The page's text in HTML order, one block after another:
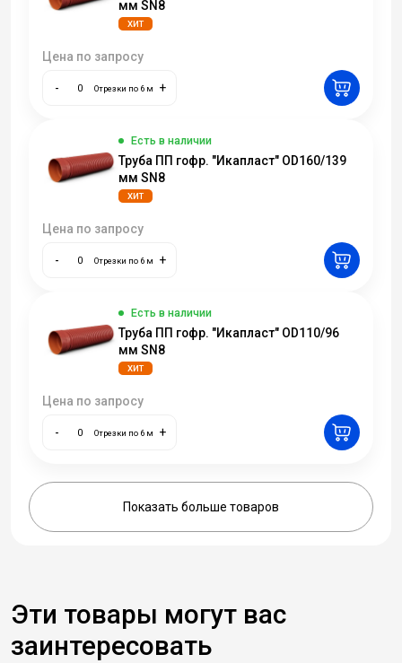
мм SN8
ХИТ
Цена по запросу
- Отрезки по 6 м +
Есть в наличии
Труба ПП гофр. "Икапласт" OD160/139
мм SN8
ХИТ
Цена по запросу
- Отрезки по 6 м +
Есть в наличии
Труба ПП гофр. "Икапласт" OD110/96
мм SN8
ХИТ
Цена по запросу
- Отрезки по 6 м +
Показать больше товаров
Эти товары могут вас
заинтересовать